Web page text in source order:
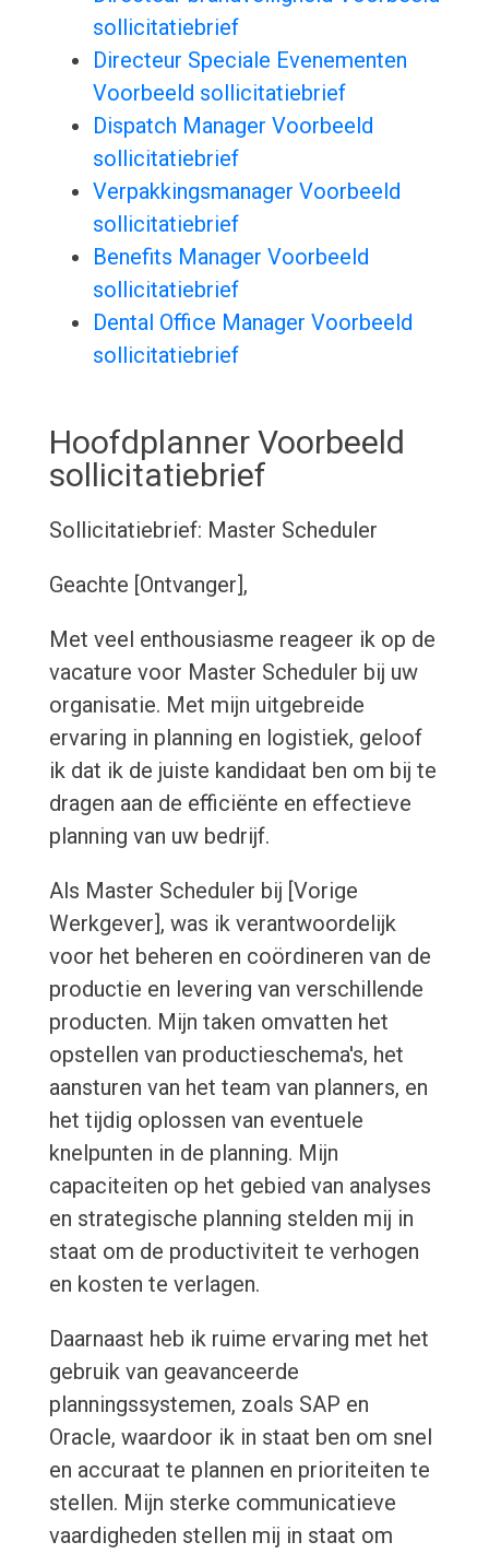
sollicitatiebrief
Directeur Speciale Evenementen
Voorbeeld sollicitatiebrief
Dispatch Manager Voorbeeld
sollicitatiebrief
Verpakkingsmanager Voorbeeld
sollicitatiebrief
Benefits Manager Voorbeeld
sollicitatiebrief
Dental Office Manager Voorbeeld
sollicitatiebrief
Hoofdplanner Voorbeeld
sollicitatiebrief
Sollicitatiebrief: Master Scheduler
Geachte [Ontvanger],
Met veel enthousiasme reageer ik op de
vacature voor Master Scheduler bij uw
organisatie. Met mijn uitgebreide
ervaring in planning en logistiek, geloof
ik dat ik de juiste kandidaat ben om bij te
dragen aan de efficiënte en effectieve
planning van uw bedrijf.
Als Master Scheduler bij [Vorige
Werkgever], was ik verantwoordelijk
voor het beheren en coördineren van de
productie en levering van verschillende
producten. Mijn taken omvatten het
opstellen van productieschema's, het
aansturen van het team van planners, en
het tijdig oplossen van eventuele
knelpunten in de planning. Mijn
capaciteiten op het gebied van analyses
en strategische planning stelden mij in
staat om de productiviteit te verhogen
en kosten te verlagen.
Daarnaast heb ik ruime ervaring met het
gebruik van geavanceerde
planningssystemen, zoals SAP en
Oracle, waardoor ik in staat ben om snel
en accuraat te plannen en prioriteiten te
stellen. Mijn sterke communicatieve
vaardigheden stellen mij in staat om